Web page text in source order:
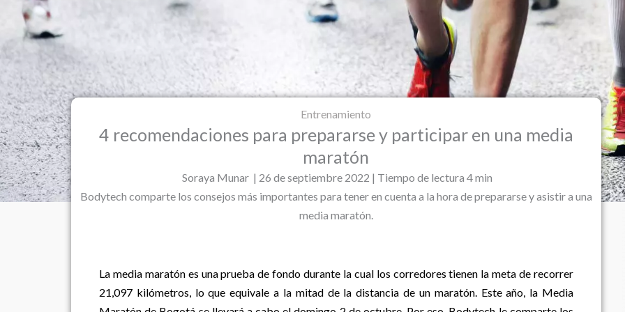
Entrenamiento
4 recomendaciones para prepararse y participar en una media
maratón
Soraya Munar | 26 de septiembre 2022 | Tiempo de lectura 4 min
Bodytech comparte los consejos más importantes para tener en cuenta a la hora de prepararse y asistir a una
media maratón.
La media maratón es una prueba de fondo durante la cual los corredores tienen la meta de recorrer
21,097 kilómetros, lo que equivale a la mitad de la distancia de un maratón. Este año, la Media